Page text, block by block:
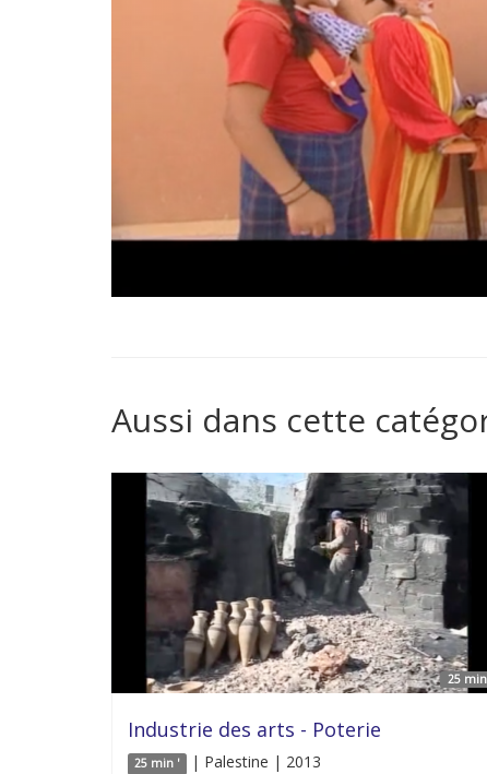
Aussi dans cette
25
Industrie des arts - Poterie
25 min ' | Palestine | 2013